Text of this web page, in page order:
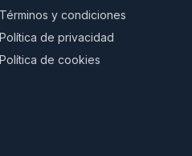
Términos y condiciones
Política de privacidad
Política de cookies